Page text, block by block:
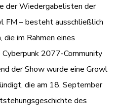
der Wiedergabelisten der
FM – besteht ausschließlich
im Rahmen eines
2077-Community
der Show wurde eine Growl
die am 18. September
des